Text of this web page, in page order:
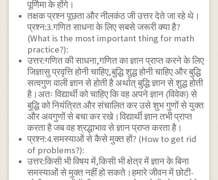
पूर्णिमा के होंगे।
तक्षक प्रश्न पूछता और नीलकंठ जी उत्तर देते जा रहे थे।
प्रश्न:3.गणित साधना के लिए सबसे जरूरी क्या है?
(What is the most important thing for math
practice?):
उत्तर:गणित की साधना,गणित का ज्ञान प्राप्त करने के लिए
जिज्ञासु प्रवृत्ति होनी चाहिए,बुद्धि शुद्ध होनी चाहिए और बुद्धि
सत्वगुण वाली ज्ञान से होती है अर्थात् बुद्धि ज्ञान से शुद्ध होती
है।अतः विद्यार्थी को चाहिए कि वह अपने ज्ञान (विवेक) से
बुद्धि को नियंत्रित और संचालित कर उसे शुभ गुणों से युक्त
और अवगुणों से बचा कर रखे।विद्यार्थी ज्ञान तभी प्राप्त
करता है जब वह श्रद्धाभाव से ज्ञान प्राप्त करता है।
प्रश्न:4.समस्याओं से कैसे मुक्त हों? (How to get rid
of problems?):
उत्तर:किसी भी विषय में,किसी भी क्षेत्र में ज्ञान के बिना
समस्याओं से मुक्त नहीं हो सकते।हमारे जीवन में छोटी-